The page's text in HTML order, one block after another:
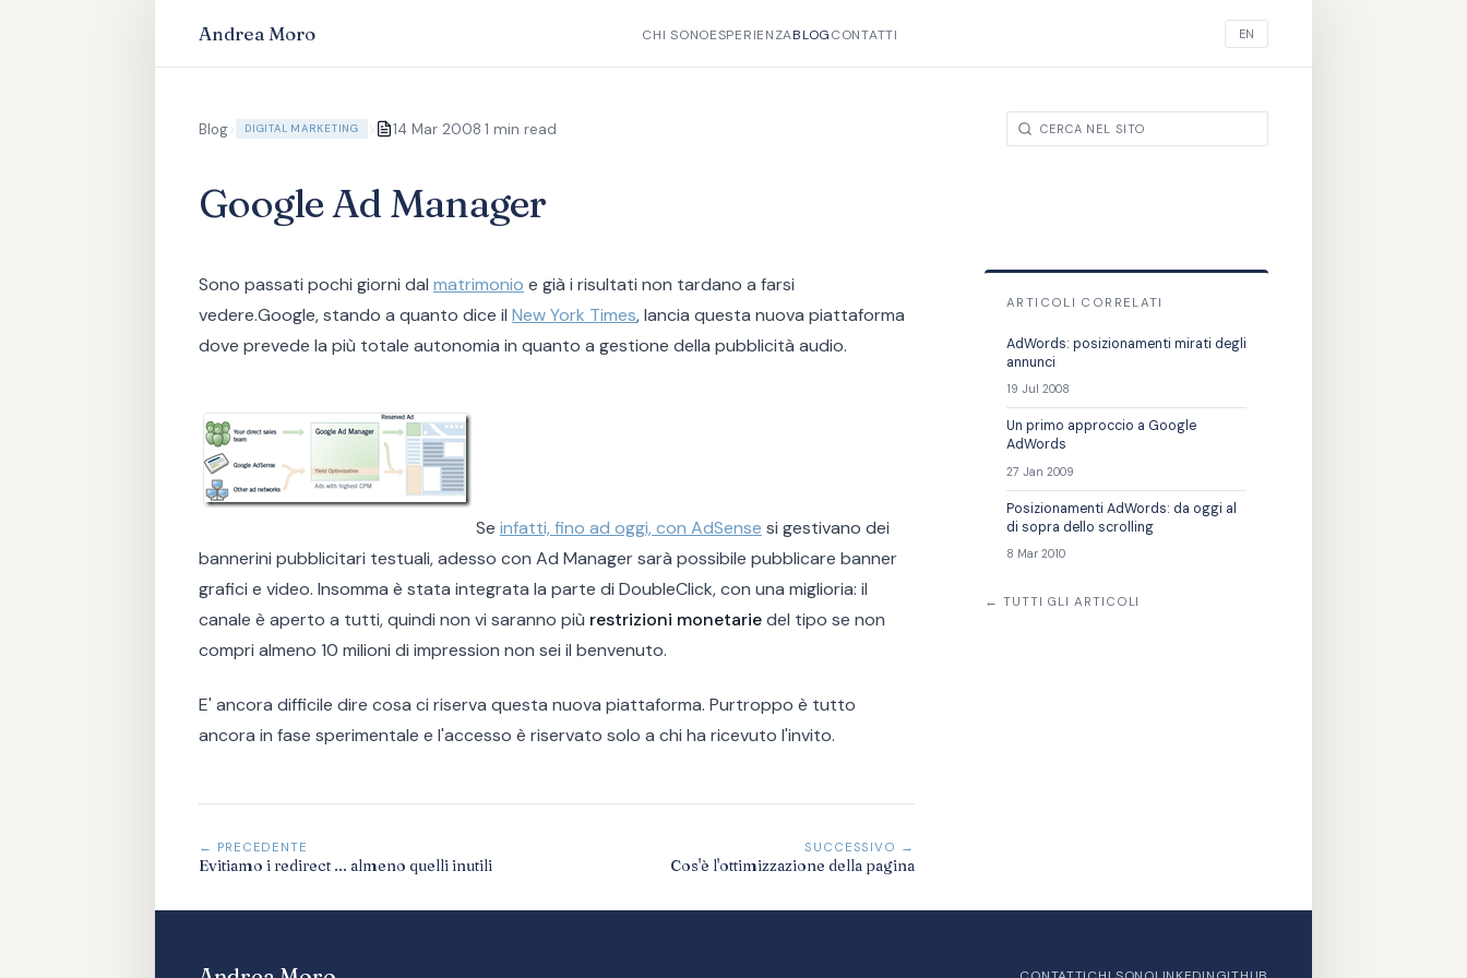
Andrea Moro CHI SONOESPERIENZABLOGCONTATTI EN
Blog> DIGITAL MARKETING > 14 Mar 2008·1 min read
Google Ad Manager
Sono passati pochi giorni dal matrimonio e già i risultati non tardano a farsi
vedere.Google, stando a quanto dice il New York Times, lancia questa nuova piattaforma
dove prevede la più totale autonomia in quanto a gestione della pubblicità audio.
Se infatti, fino ad oggi, con AdSense si gestivano dei
bannerini pubblicitari testuali, adesso con Ad Manager sarà possibile pubblicare banner
grafici e video. Insomma è stata integrata la parte di DoubleClick, con una miglioria: il
canale è aperto a tutti, quindi non vi saranno più restrizioni monetariedel tipo se non
compri almeno 10 milioni di impression non sei il benvenuto.
E' ancora difficile dire cosa ci riserva questa nuova piattaforma. Purtroppo è tutto
ancora in fase sperimentale e l'accesso è riservato solo a chi ha ricevuto l'invito.
← PRECEDENTE
Evitiamo i redirect ... almeno quelli inutili
SUCCESSIVO →
Cos'è l'ottimizzazione della pagina
ARTICOLI CORRELATI
AdWords: posizionamenti mirati degli
annunci
19 Jul 2008
Un primo approccio a Google
AdWords
27 Jan 2009
Posizionamenti AdWords: da oggi al
di sopra dello scrolling
8 Mar 2010
← TUTTI GLI ARTICOLI